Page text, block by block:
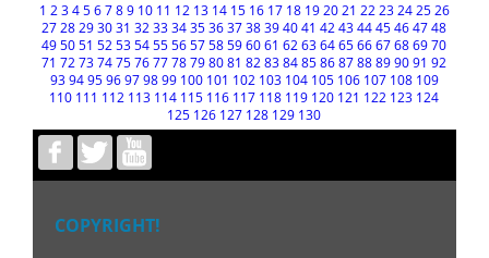
1 23456789 10 11 12 13 14 15 16 17 18 192021 2223242526
27 28 29 30 31 32 33 34 35 36 37 38 39 40 41 42 43 44 45 46 47 48
49 50 51 52 53 54 55 56 57 58 59 60 61 62 63 64 65 66 67 68 69 70
71 72 73 74 75 76 77 78 79 80 81 82 83 84 85 86 87 88 89 90 91 92
93949596979899 100 101 102 103 104 105 106 107 108 109
110 111 112 113 114 115 116 117 118 119 120 121 122 123 124
125 126 127 128 129 130
COPYRIGHT!